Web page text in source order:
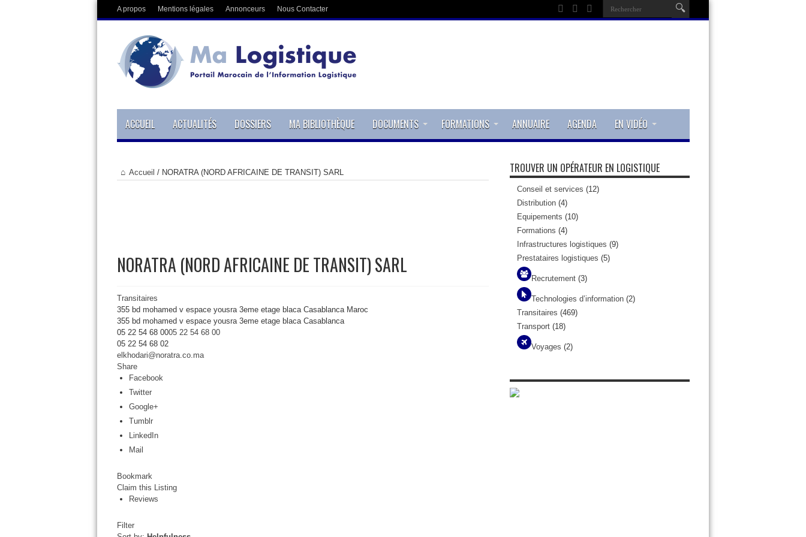
A propos Mentions légales Annonceurs Nous Contacter
ACCUEIL ACTUALITÉS DOSSIERS MA BIBLIOTHÈQUE DOCUMENTS FORMATIONS ANNUAIRE AGENDA EN VIDÉO
Accueil / NORATRA (NORD AFRICAINE DE TRANSIT) SARL
NORATRA (NORD AFRICAINE DE TRANSIT) SARL
Transitaires
355 bd mohamed v espace yousra 3eme etage blaca Casablanca Maroc
355 bd mohamed v espace yousra 3eme etage blaca Casablanca
05 22 54 68 0005 22 54 68 00
05 22 54 68 02
elkhodari@noratra.co.ma
Share
Facebook
Twitter
Google+
Tumblr
LinkedIn
Mail
Bookmark
Claim this Listing
Reviews
Filter
TROUVER UN OPÉRATEUR EN LOGISTIQUE
Conseil et services (12)
Distribution(4)
Equipements (10)
Formations (4)
Infrastructures logistiques (9)
Prestataires logistiques (5)
Recrutement(3)
Technologies d’information(2)
Transitaires (469)
Transport(18)
Voyages (2)